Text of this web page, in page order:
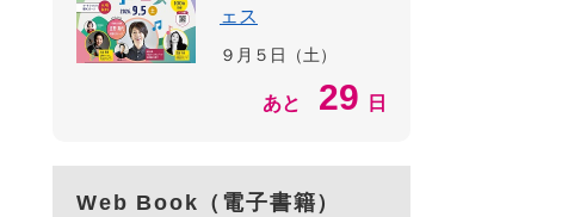
ェス
９月５日（土）
あと 29 日
Web Book（電子書籍）